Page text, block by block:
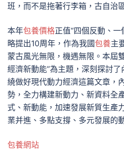
班，而不是拖著行李箱，古自治
本年包養價格正值“四個反動、
略提出10周年，作為我國包養主
蒙古風光無限，機遇無限。本屆
經濟新動能”為主題，深刻探討
繞做好現代動力經濟這篇文章，
勢，全力構建新動力、新資料全
式、新動能，加速發展新質生產
業并進、多點支撐、多元發展的
包養網站